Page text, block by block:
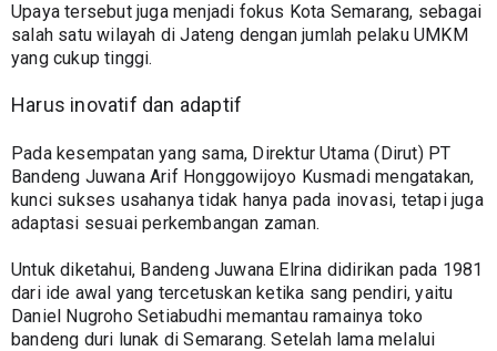
Upaya tersebut juga menjadi fokus Kota Semarang, sebagai
salah satu wilayah di Jateng dengan jumlah pelaku UMKM
yang cukup tinggi.
Harus inovatif dan adaptif
Pada kesempatan yang sama, Direktur Utama (Dirut) PT
Bandeng Juwana Arif Honggowijoyo Kusmadi mengatakan,
kunci sukses usahanya tidak hanya pada inovasi, tetapi juga
adaptasi sesuai perkembangan zaman.
Untuk diketahui, Bandeng Juwana Elrina didirikan pada 1981
dari ide awal yang tercetuskan ketika sang pendiri, yaitu
Daniel Nugroho Setiabudhi memantau ramainya toko
bandeng duri lunak di Semarang. Setelah lama melalui